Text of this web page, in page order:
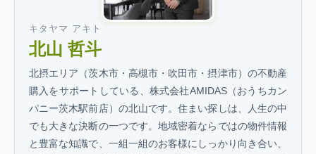
キタヤマ アキト
北山 哲斗
北摂エリア（茨木市・高槻市・吹田市・摂津市）の不動産
購入をサポートしている、株式会社AMIDAS（おうちカン
パニー茨木駅前店）の北山です。住まい探しは、人生の中
でも大きな決断の一つです。地域密着ならではの物件情報
と豊富な知識で、一組一組のお客様にしっかり向き合い、